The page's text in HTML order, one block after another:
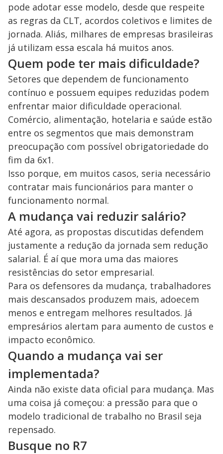
pode adotar esse modelo, desde que respeite
as regras da CLT, acordos coletivos e limites de
jornada. Aliás, milhares de empresas brasileiras
já utilizam essa escala há muitos anos.
Quem pode ter mais dificuldade?
Setores que dependem de funcionamento
contínuo e possuem equipes reduzidas podem
enfrentar maior dificuldade operacional.
Comércio, alimentação, hotelaria e saúde estão
entre os segmentos que mais demonstram
preocupação com possível obrigatoriedade do
fim da 6x1.
Isso porque, em muitos casos, seria necessário
contratar mais funcionários para manter o
funcionamento normal.
A mudança vai reduzir salário?
Até agora, as propostas discutidas defendem
justamente a redução da jornada sem redução
salarial. É aí que mora uma das maiores
resistências do setor empresarial.
Para os defensores da mudança, trabalhadores
mais descansados produzem mais, adoecem
menos e entregam melhores resultados. Já
empresários alertam para aumento de custos e
impacto econômico.
Quando a mudança vai ser
implementada?
Ainda não existe data oficial para mudança. Mas
uma coisa já começou: a pressão para que o
modelo tradicional de trabalho no Brasil seja
repensado.
Busque no R7